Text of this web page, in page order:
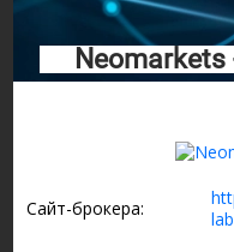
Сайт-брокера: